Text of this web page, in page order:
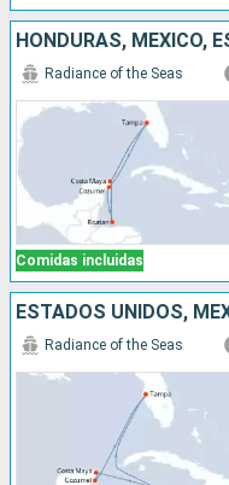
HONDURAS, MÉXICO,
Comidas incluidas
Radiance of the Seas
Radiance of the Seas